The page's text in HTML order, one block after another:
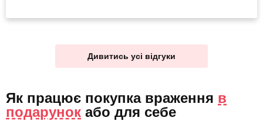
Дивитись усі відгуки
Як працює покупка враження в
подарунок або для себе